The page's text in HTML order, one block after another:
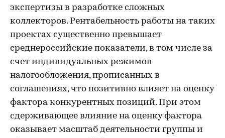
экспертизы в разработке сложных
коллекторов. Рентабельность работы на таких
проектах существенно превышает
среднероссийские показатели, в том числе за
счет индивидуальных режимов
налогообложения, прописанных в
соглашениях, что позитивно влияет на оценку
фактора конкурентных позиций. При этом
сдерживающее влияние на оценку фактора
оказывает масштаб деятельности группы и